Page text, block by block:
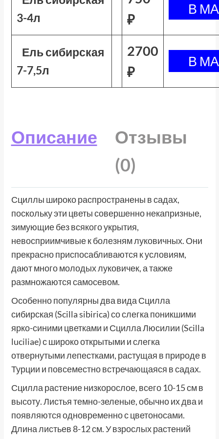
3-4л
₽
Ель сибирская
7-7,5л
2700
₽
Описание
Отзывы
(0)
Сциллы широко распространены в садах,
поскольку эти цветы совершенно некапризные,
зимующие без всякого укрытия,
невосприимчивые к болезням луковичных. Они
прекрасно приспосабливаются к условиям,
дают много молодых луковичек, а также
размножаются самосевом.
Особенно популярны два вида Сцилла
сибирская (Scilla sibirica) со слегка поникшими
ярко-синими цветками и Сцилла Люсилии (Scilla
luciliae) с широко открытыми и слегка
отвернутыми лепестками, растущая в природе в
Турции и повсеместно встречающаяся в садах.
Сцилла растение низкорослое, всего 10-15 см в
высоту. Листья темно-зеленые, обычно их два и
появляются одновременно с цветоносами.
Длина листьев 8-12 см. У взрослых растений